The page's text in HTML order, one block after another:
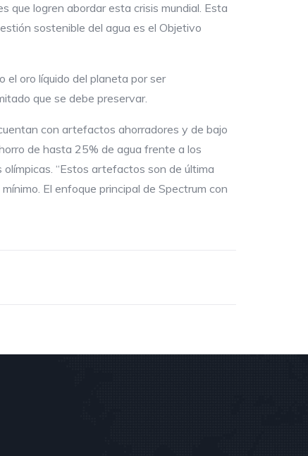
que logren abordar esta crisis mundial. Esta
sostenible del agua es el Objetivo
el oro líquido del planeta por ser
que se debe preservar.
con artefactos ahorradores y de bajo
de hasta 25% de agua frente a los
“Estos artefactos son de última
El enfoque principal de Spectrum con